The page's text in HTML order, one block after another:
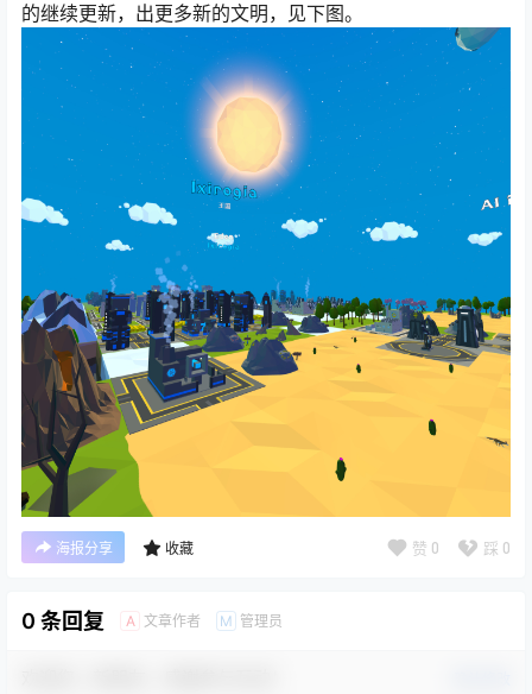
的继续更新，出更多新的文明，见下图。
海报分享 收藏 赞 0 踩 0
0 条回复 A 文章作者 M 管理员